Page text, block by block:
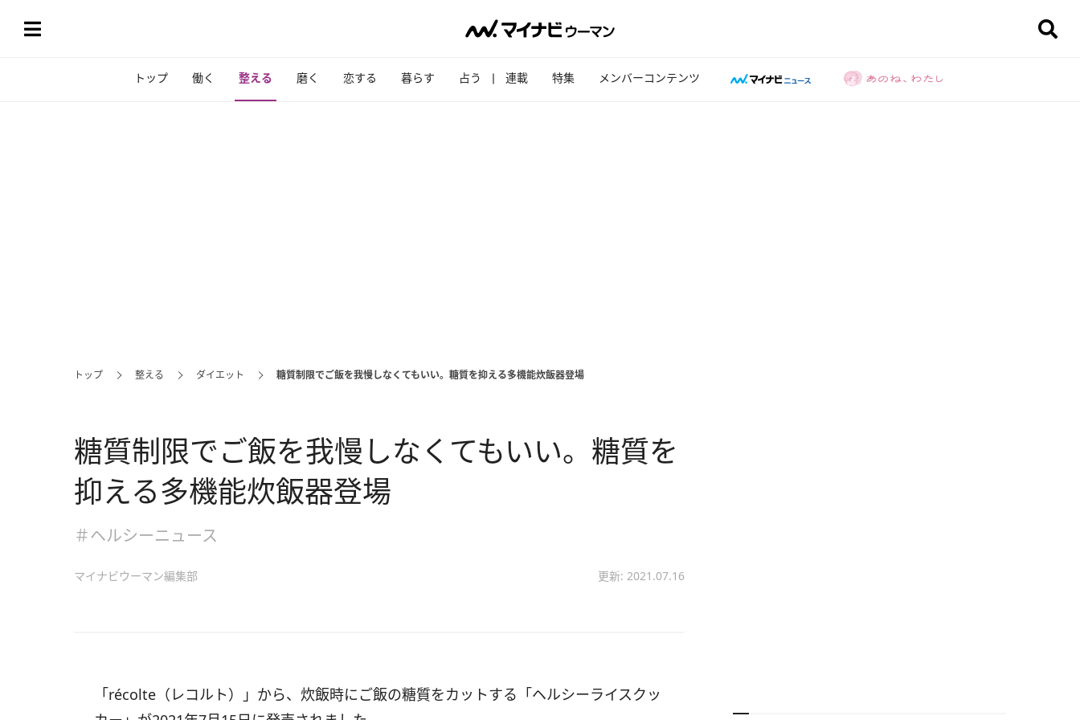
トップ 働く 整える 磨く 恋する 暮らす 占う 連載 特集 メンバーコンテンツ
トップ 整える ダイエット 糖質制限でご飯を我慢しなくてもいい。糖質を抑える多機能炊飯器登場
糖質制限でご飯を我慢しなくてもいい。糖質を
抑える多機能炊飯器登場
＃ヘルシーニュース
マイナビウーマン編集部 更新: 2021.07.16
「récolte（レコルト）」から、炊飯時にご飯の糖質をカットする「ヘルシーライスクッ